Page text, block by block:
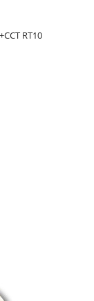
RT10